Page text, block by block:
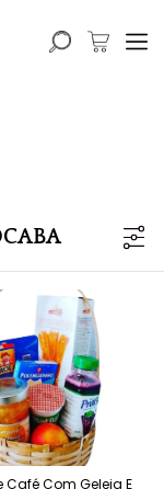
Café Com Geleia E